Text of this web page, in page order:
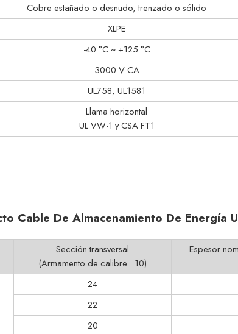
Cobre estañado o desnudo, trenzado o sólido
XLPE
-40 °C ~ +125 °C
3000 V CA
UL758, UL1581
Llama horizontal
UL VW-1 y CSA FT1
Cable De Almacenamiento De Energía
Sección transversal
(Armamento de calibre . 10)
Espesor
24
22
20